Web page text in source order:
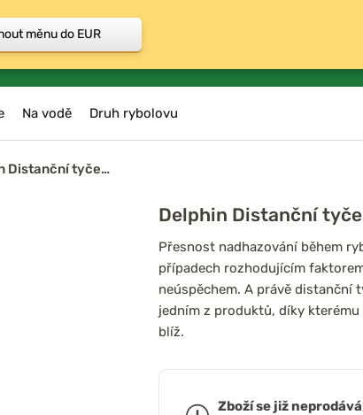
Na vodě Druh rybolovu
Distanční tyče…
Delphin Distanční
Přesnost nadhazování během
případech rozhodujícím
neúspěchem. A právě distanční
jedním z produktů, díky
blíž.
Zboží se již neprodává
měnu do EUR